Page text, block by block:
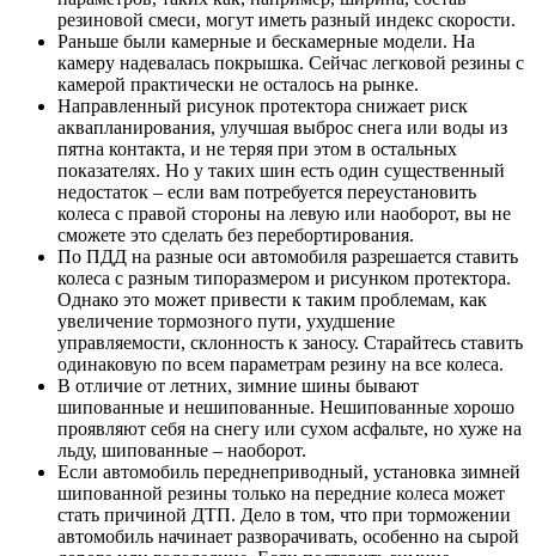
резиновой смеси, могут иметь разный индекс скорости.
Раньше были камерные и бескамерные модели. На
камеру надевалась покрышка. Сейчас легковой резины с
камерой практически не осталось на рынке.
Направленный рисунок протектора снижает риск
аквапланирования, улучшая выброс снега или воды из
пятна контакта, и не теряя при этом в остальных
показателях. Но у таких шин есть один существенный
недостаток – если вам потребуется переустановить
колеса с правой стороны на левую или наоборот, вы не
сможете это сделать без перебортирования.
По ПДД на разные оси автомобиля разрешается ставить
колеса с разным типоразмером и рисунком протектора.
Однако это может привести к таким проблемам, как
увеличение тормозного пути, ухудшение
управляемости, склонность к заносу. Старайтесь ставить
одинаковую по всем параметрам резину на все колеса.
В отличие от летних, зимние шины бывают
шипованные и нешипованные. Нешипованные хорошо
проявляют себя на снегу или сухом асфальте, но хуже на
льду, шипованные – наоборот.
Если автомобиль переднеприводный, установка зимней
шипованной резины только на передние колеса может
стать причиной ДТП. Дело в том, что при торможении
автомобиль начинает разворачивать, особенно на сырой